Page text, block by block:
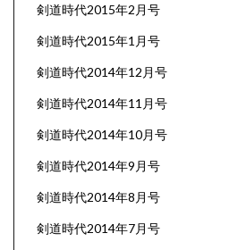
剣道時代2015年2月号
剣道時代2015年1月号
剣道時代2014年12月号
剣道時代2014年11月号
剣道時代2014年10月号
剣道時代2014年9月号
剣道時代2014年8月号
剣道時代2014年7月号